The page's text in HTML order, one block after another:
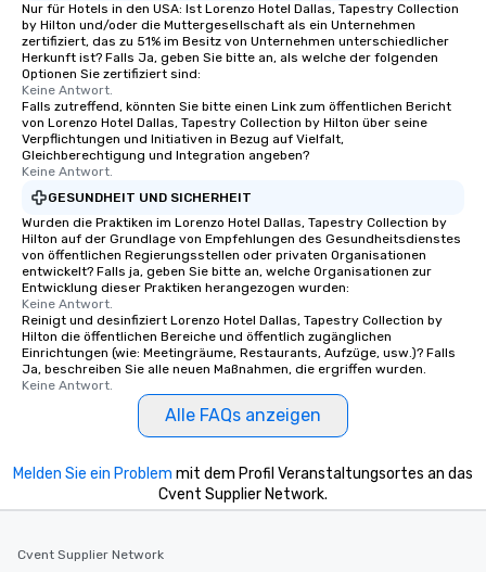
Nur für Hotels in den USA: Ist Lorenzo Hotel Dallas, Tapestry Collection
by Hilton und/oder die Muttergesellschaft als ein Unternehmen
zertifiziert, das zu 51% im Besitz von Unternehmen unterschiedlicher
Herkunft ist? Falls Ja, geben Sie bitte an, als welche der folgenden
Optionen Sie zertifiziert sind:
Keine Antwort.
Falls zutreffend, könnten Sie bitte einen Link zum öffentlichen Bericht
von Lorenzo Hotel Dallas, Tapestry Collection by Hilton über seine
Verpflichtungen und Initiativen in Bezug auf Vielfalt,
Gleichberechtigung und Integration angeben?
Keine Antwort.
GESUNDHEIT UND SICHERHEIT
Wurden die Praktiken im Lorenzo Hotel Dallas, Tapestry Collection by
Hilton auf der Grundlage von Empfehlungen des Gesundheitsdienstes
von öffentlichen Regierungsstellen oder privaten Organisationen
entwickelt? Falls ja, geben Sie bitte an, welche Organisationen zur
Entwicklung dieser Praktiken herangezogen wurden:
Keine Antwort.
Reinigt und desinfiziert Lorenzo Hotel Dallas, Tapestry Collection by
Hilton die öffentlichen Bereiche und öffentlich zugänglichen
Einrichtungen (wie: Meetingräume, Restaurants, Aufzüge, usw.)? Falls
Ja, beschreiben Sie alle neuen Maßnahmen, die ergriffen wurden.
Keine Antwort.
Alle FAQs anzeigen
Melden Sie ein Problem mit dem Profil Veranstaltungsortes an das
Cvent Supplier Network.
Cvent Supplier Network